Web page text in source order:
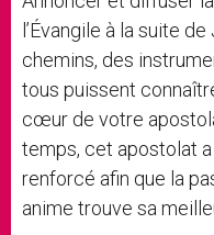
l’Évangile à la suite
chemins, des
tous puissent
cœur de votre
temps, cet apostolat
renforcé afin que la
anime trouve sa